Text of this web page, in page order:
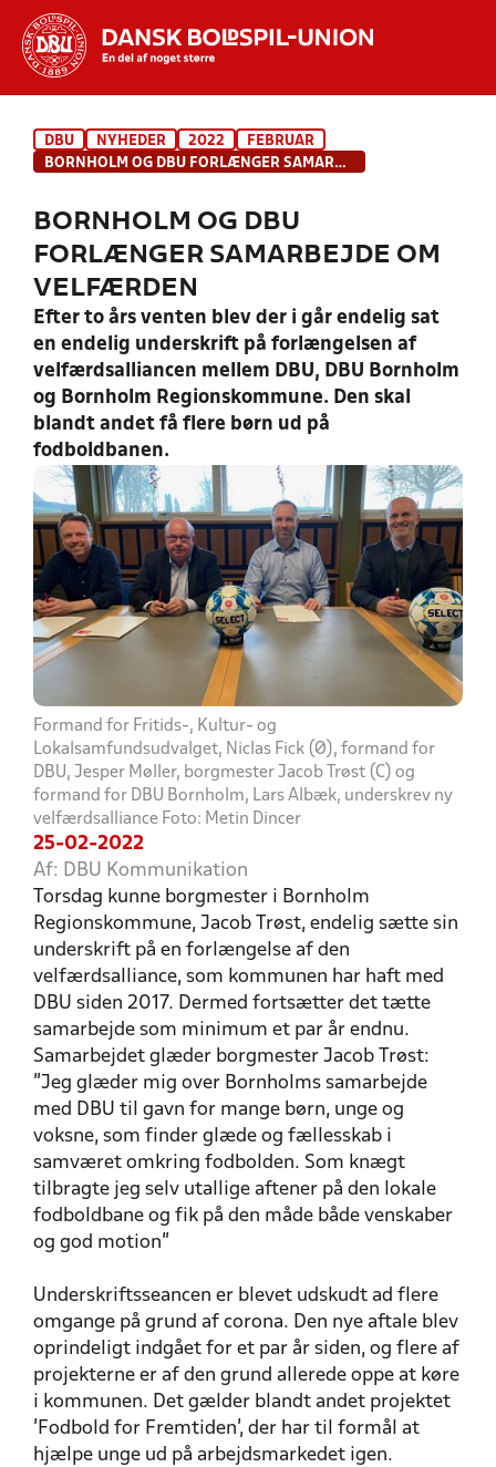
INDHOLD OG NYHEDER
HOLD
DBU NYHEDER 2022
FEBRUAR
BORNHOLM OG DBU FORLÆNGER SAMARBEJDE OM VELFÆRDEN
BORNHOLM OG DBU
FORLÆNGER SAMARBEJDE OM
VELFÆRDEN
Efter to års venten blev der i går endelig sat
en endelig underskrift på forlængelsen af
velfærdsalliancen mellem DBU, DBU Bornholm
og Bornholm Regionskommune. Den skal
blandt andet få flere børn ud på
fodboldbanen.
Formand for Fritids-, Kultur- og
Lokalsamfundsudvalget, Niclas Fick (Ø), formand for
DBU, Jesper Møller, borgmester Jacob Trøst (C) og
formand for DBU Bornholm, Lars Albæk, underskrev ny
velfærdsalliance Foto: Metin Dincer
25-02-2022
Af: DBU Kommunikation
Torsdag kunne borgmester i Bornholm
Regionskommune, Jacob Trøst, endelig sætte sin
underskrift på en forlængelse af den
velfærdsalliance, som kommunen har haft med
DBU siden 2017. Dermed fortsætter det tætte
samarbejde som minimum et par år endnu.
Samarbejdet glæder borgmester Jacob Trøst:
”Jeg glæder mig over Bornholms samarbejde
med DBU til gavn for mange børn, unge og
voksne, som finder glæde og fællesskab i
samværet omkring fodbolden. Som knægt
tilbragte jeg selv utallige aftener på den lokale
fodboldbane og fik på den måde både venskaber
og god motion”
Underskriftsseancen er blevet udskudt ad flere
omgange på grund af corona. Den nye aftale blev
oprindeligt indgået for et par år siden, og flere af
projekterne er af den grund allerede oppe at køre
i kommunen. Det gælder blandt andet projektet
’Fodbold for Fremtiden’, der har til formål at
hjælpe unge ud på arbejdsmarkedet igen.